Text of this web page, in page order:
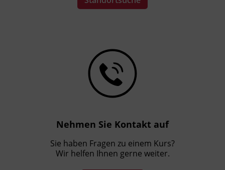
Nehmen Sie Kontakt auf
Sie haben Fragen zu einem Kurs?
Wir helfen Ihnen gerne weiter.